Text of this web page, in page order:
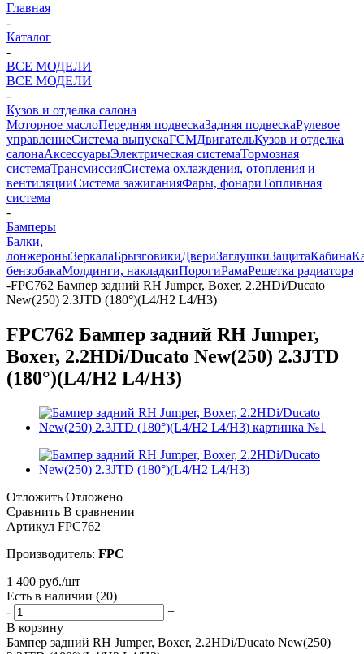
Главная
-
Каталог
-
ВСЕ МОДЕЛИ
ВСЕ МОДЕЛИ
-
Кузов и отделка салона
Моторное маслоПередняя подвескаЗадняя подвескаРулевое
управлениеСистема выпускаГСМДвигательКузов и отделка
салонаАксессуарыЭлектрическая системаТормозная
системаТрансмиссияСистема охлаждения, отопления и
вентиляцииСистема зажиганияФары, фонариТопливная
система
-
Бамперы
Балки,
лонжероныЗеркалаБрызговикиДвериЗаглушкиЗащитаКабина
бензобакаМолдинги, накладкиПорогиРамаРешетка радиатора
-FPC762 Бампер задний RH Jumper, Boxer, 2.2HDi/Ducato
New(250) 2.3JTD (180°)(L4/H2 L4/H3)
FPC762 Бампер задний RH Jumper,
Boxer, 2.2HDi/Ducato New(250) 2.3JTD
(180°)(L4/H2 L4/H3)
Отложить Отложено
Сравнить В сравнении
Артикул FPC762
Производитель: FPC
1 400 руб./шт
Есть в наличии (20)
-
+
В корзину
Бампер задний RH Jumper, Boxer, 2.2HDi/Ducato New(250)